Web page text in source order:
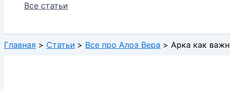
Все статьи
Главная Статьи Все про Алоэ Вера Арка как